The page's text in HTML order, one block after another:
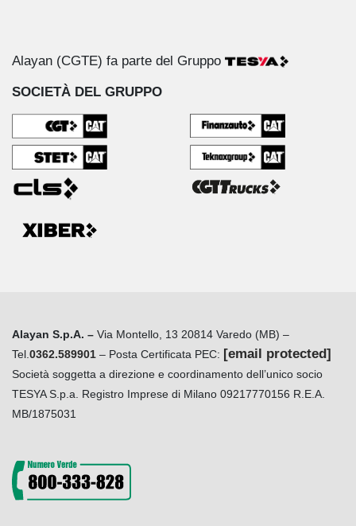
Alayan (CGTE) fa parte del Gruppo
SOCIETÀ DEL GRUPPO
Alayan S.p.A. – Via Montello, 13 20814 Varedo (MB) –
Tel. 0362.589901 – Posta Certificata PEC: [email protected]
Società soggetta a direzione e coordinamento dell’unico socio
TESYA S.p.a. Registro Imprese di Milano 09217770156 R.E.A.
MB/1875031